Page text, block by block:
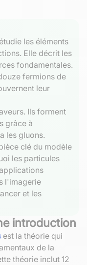
étudie les éléments
Elle décrit les
fondamentales.
fermions de
leur
Ils forment
grâce à
les gluons.
clé du modèle
les particules
l'imagerie
et les
introduction
est la théorie qui
de la
théorie inclut 12